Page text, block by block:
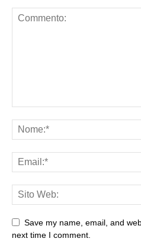
Save my name, email, and
next time I comment.